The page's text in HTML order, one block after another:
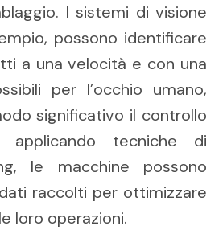
I sistemi di visione
possono identificare
a una velocità e con una
per l’occhio umano,
significativo il controllo
applicando tecniche di
le macchine possono
raccolti per ottimizzare
loro operazioni.